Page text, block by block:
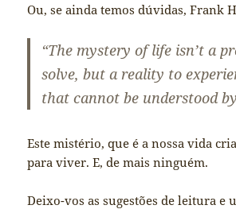
Ou, se ainda temos dúvidas, Frank
“The mystery of life isn’t a
solve, but a reality to
that cannot be understood
Este mistério, que é a nossa vida
para viver. E, de mais ninguém.
Deixo-vos as sugestões de leitura e